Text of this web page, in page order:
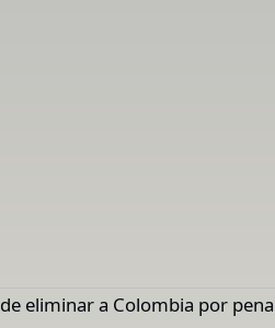
eliminar a Colombia por